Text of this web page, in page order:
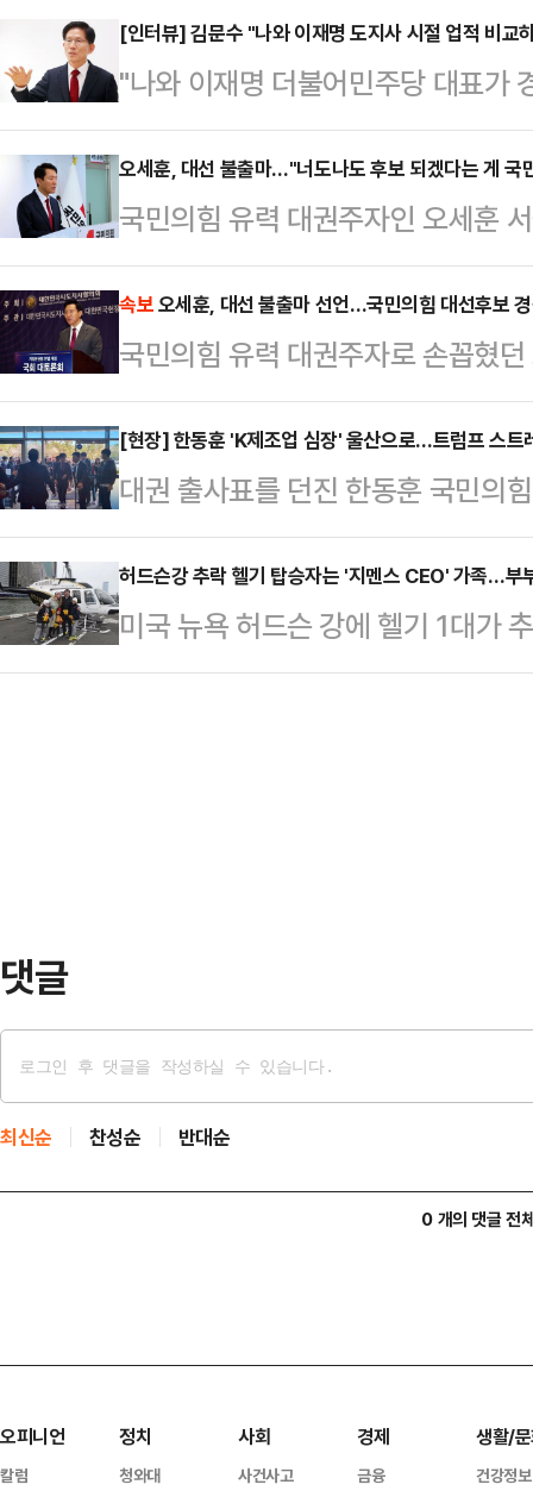
[인터뷰] 김문수 "나와 이재명 도지사 시절 업적 비교
"나와 이재명 더불어민주당 대표가
(제 경쟁력이) 분명하게 보일 겁니
내려놓고 대선 출사표를 던졌다. 여
확장성에 한계가 있다'는 의구심이
탄핵에 대한 반대 입장 고수 등으로
다. 대중은 김 전 장관이 대선 본선
수 있을지 주의깊게 들여다보고 있
시절 이뤄낸…
오세훈, 대선 불출마…"너도나도 후보 되겠다는 게 국
국민의힘 유력 대권주자인 오세훈
선언했다.오세훈 시장은 12일 오전
긴급 기자회견에서 "정치인에게 추
때는 멈추는 용기도 필요하다"며 "
상화를 위해 백의종군으로 마중물
선언한 오 시장은 자신과 비전을 함
해서 역할을 하겠다고 말했다.오 시
나의 역할이 사라진다고…
속보오세훈, 대선 불출마 선언…국민의힘 대선후보
국민의힘 유력 대권주자로 손꼽혔
불출마를 선언했다. 국민의힘 대선
12일 오전 11시 서울 여의도 국민
서 "미약하게나마 내 한몸 비켜드
다"며 "이번 대선에 출마하지 않겠
마중물 역할을 하겠다"고 밝혔다.
[현장] 한동훈 'K제조업 심장' 울산으로…트럼프 스트
대권 출사표를 던진 한동훈 국민의
조업의 '심장' 울산을 향했다. 미국
길린 산업 현장을 발로 누비며 기업
다.한동훈 전 대표는 12일 울산 첫
사인 자동차부품 제조업체 명화공
허드슨강 추락 헬기 탑승자는 '지멘스 CEO' 가족…부
미국 뉴욕 허드슨 강에 헬기 1대가
기에 탑승하고 있던 일가족이 글로
댓글
최신순 찬성순 반대순
0 개의 댓글 전
오피니언
칼럼
정치
청와대
사회
사건사고
경제
금융
생활/
건강정보